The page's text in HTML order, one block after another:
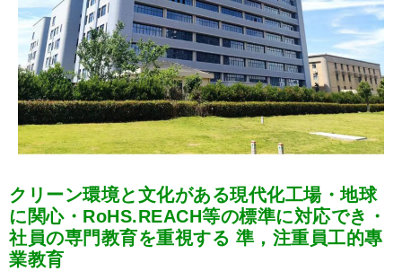
クリーン環境と文化がある現代化工場・地球
に関心・RoHS.REACH等の標準に対応でき・
社員の専門教育を重視する 準，注重員工的專
業教育